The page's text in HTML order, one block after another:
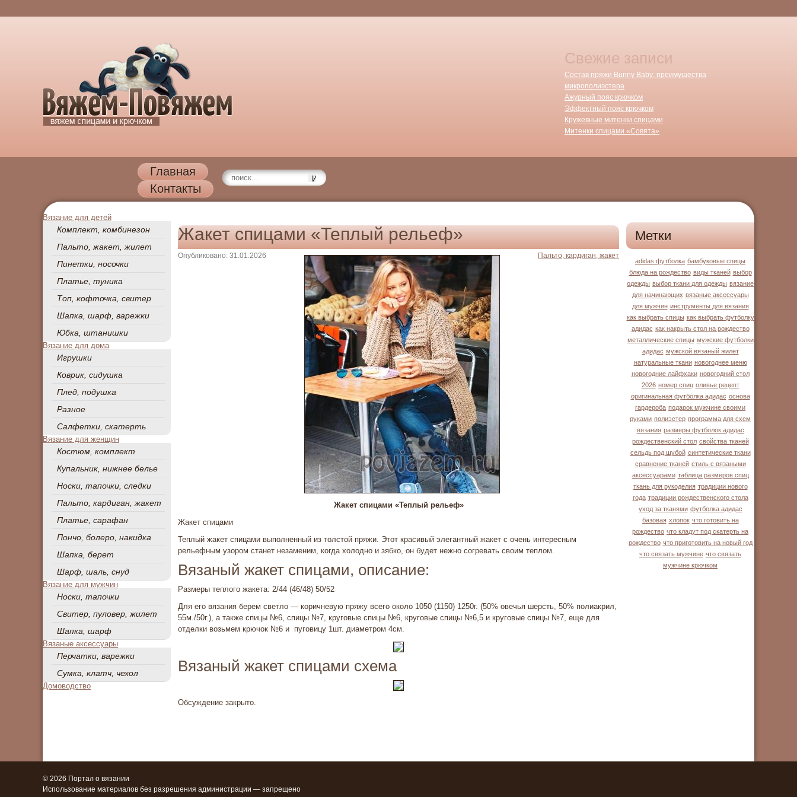
Свежие записи
Состав пряжи Bunny Baby: преимущества
микрополиэстера
Ажурный пояс крючком
Эффектный пояс крючком
Кружевные митенки спицами
Митенки спицами «Совята»
Главная
Контакты
Вязание для детей
Комплект, комбинезон
Пальто, жакет, жилет
Пинетки, носочки
Платье, туника
Топ, кофточка, свитер
Шапка, шарф, варежки
Юбка, штанишки
Вязание для дома
Игрушки
Коврик, сидушка
Плед, подушка
Разное
Салфетки, скатерть
Вязание для женщин
Костюм, комплект
Купальник, нижнее белье
Носки, тапочки, следки
Пальто, кардиган, жакет
Платье, сарафан
Пончо, болеро, накидка
Шапка, берет
Шарф, шаль, снуд
Вязание для мужчин
Носки, тапочки
Свитер, пуловер, жилет
Шапка, шарф
Вязаные аксессуары
Перчатки, варежки
Сумка, клатч, чехол
Домоводство
Жакет спицами «Теплый рельеф»
Опубликовано: 31.01.2026 Пальто, кардиган, жакет
Жакет спицами «Теплый рельеф»
Жакет спицами
Теплый жакет спицами выполненный из толстой пряжи. Этот красивый элегантный жакет с очень интересным
рельефным узором станет незаменим, когда холодно и зябко, он будет нежно согревать своим теплом.
Вязаный жакет спицами, описание:
Размеры теплого жакета: 2/44 (46/48) 50/52
Для его вязания берем светло — коричневую пряжу всего около 1050 (1150) 1250г. (50% овечья шерсть, 50% полиакрил,
55м./50г.), а также спицы №6, спицы №7, круговые спицы №6, круговые спицы №6,5 и круговые спицы №7, еще для
отделки возьмем крючок №6 и пуговицу 1шт. диаме­тром 4см.
Вязаный жакет спицами схема
Обсуждение закрыто.
Метки
adidas футболка бамбуковые спицы
блюда на рождество виды тканей выбор
одежды выбор ткани для одежды вязание
для начинающих вязаные аксессуары
для мужчин инструменты для вязания
как выбрать спицы как выбрать футболку
адидас как накрыть стол на рождество
металлические спицы мужские футболки
адидас мужской вязаный жилет
натуральные ткани новогоднее меню
новогодние лайфхаки новогодний стол
2026 номер спиц оливье рецепт
оригинальная футболка адидас основа
гардероба подарок мужчине своими
руками полиэстер программа для схем
вязания размеры футболок адидас
рождественский стол свойства тканей
сельдь под шубой синтетические ткани
сравнение тканей стиль с вязаными
аксессуарами таблица размеров спиц
ткань для рукоделия традиции нового
года традиции рождественского стола
уход за тканями футболка адидас
базовая хлопок что готовить на
рождество что кладут под скатерть на
рождество что приготовить на новый год
что связать мужчине что связать
мужчине крючком
© 2026 Портал о вязании
Использование материалов без разрешения администрации — запрещено